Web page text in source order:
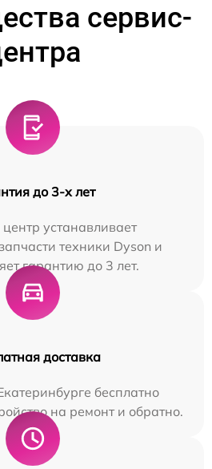
сервис-
до 3-х лет
устанавливает
техники Dyson и
гарантию до 3 лет.
доставка
бесплатно
на ремонт и обратно.